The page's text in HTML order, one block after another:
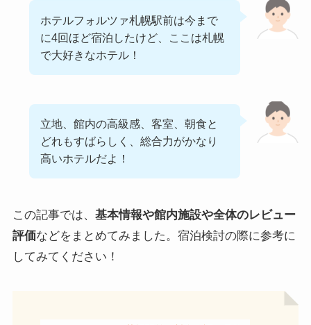
ホテルフォルツァ札幌駅前は今まで
に4回ほど宿泊したけど、ここは札幌
で大好きなホテル！
立地、館内の高級感、客室、朝食と
どれもすばらしく、総合力がかなり
高いホテルだよ！
この記事では、 基本情報や館内施設や全体のレビュー
評価などをまとめてみました。宿泊検討の際に参考に
してみてください！